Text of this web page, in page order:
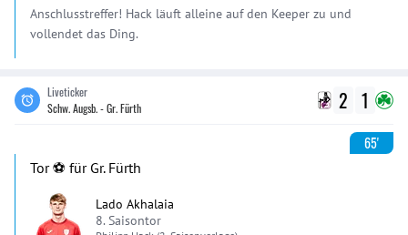
Anschlusstreffer! Hack läuft alleine auf den Keeper zu und
vollendet das Ding.
Liveticker
Schw. Augsb. - Gr. Fürth
2 1
65'
Tor ⚽️ für Gr. Fürth
Lado Akhalaia
8. Saisontor